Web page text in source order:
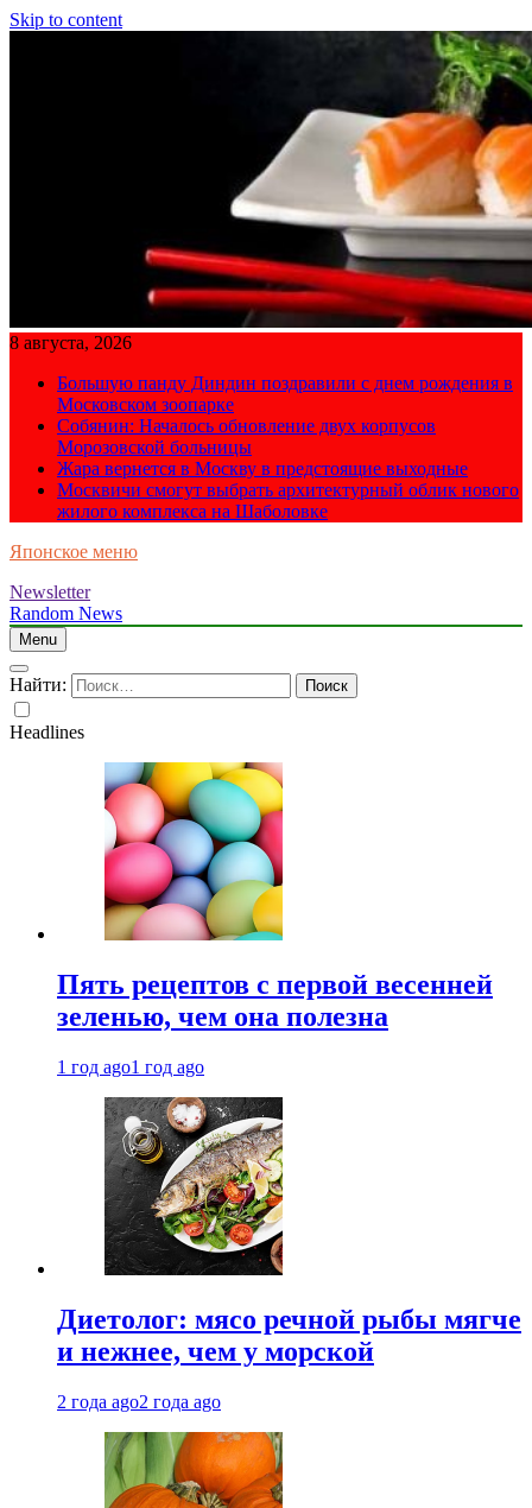
Skip to content
8 августа, 2026
Большую панду Диндин поздравили с днем рождения в
Московском зоопарке
Собянин: Началось обновление двух корпусов
Морозовской больницы
Жара вернется в Москву в предстоящие выходные
Москвичи смогут выбрать архитектурный облик нового
жилого комплекса на Шаболовке
Японское меню
Newsletter
Random News
Menu
Найти:
Headlines
Пять рецептов с первой весенней
зеленью, чем она полезна
1 год ago1 год ago
Диетолог: мясо речной рыбы мягче
и нежнее, чем у морской
2 года ago2 года ago